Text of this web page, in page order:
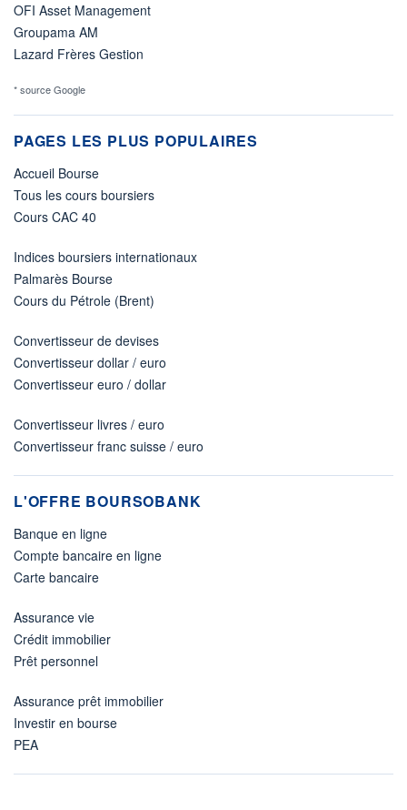
OFI Asset Management
Groupama AM
Lazard Frères Gestion
* source Google
PAGES LES PLUS POPULAIRES
Accueil Bourse
Tous les cours boursiers
Cours CAC 40
Indices boursiers internationaux
Palmarès Bourse
Cours du Pétrole (Brent)
Convertisseur de devises
Convertisseur dollar / euro
Convertisseur euro / dollar
Convertisseur livres / euro
Convertisseur franc suisse / euro
L'OFFRE BOURSOBANK
Banque en ligne
Compte bancaire en ligne
Carte bancaire
Assurance vie
Crédit immobilier
Prêt personnel
Assurance prêt immobilier
Investir en bourse
PEA